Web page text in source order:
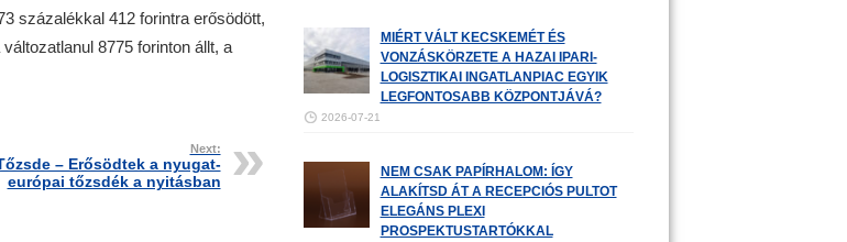
százalékkal 412 forintra erősödött,
8775 forinton állt, a
Next:
– Erősödtek a nyugat-
európai tőzsdék a nyitásban
MIÉRT VÁLT KECSKEMÉT ÉS
VONZÁSKÖRZETE A HAZAI IPARI-
LOGISZTIKAI INGATLANPIAC EGYIK
LEGFONTOSABB KÖZPONTJÁVÁ?
2026-07-21
NEM CSAK PAPÍRHALOM: ÍGY
ALAKÍTSD ÁT A RECEPCIÓS PULTOT
ELEGÁNS PLEXI
PROSPEKTUSTARTÓKKAL